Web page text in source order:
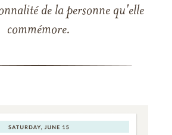
de la personne qu'elle
commémore.